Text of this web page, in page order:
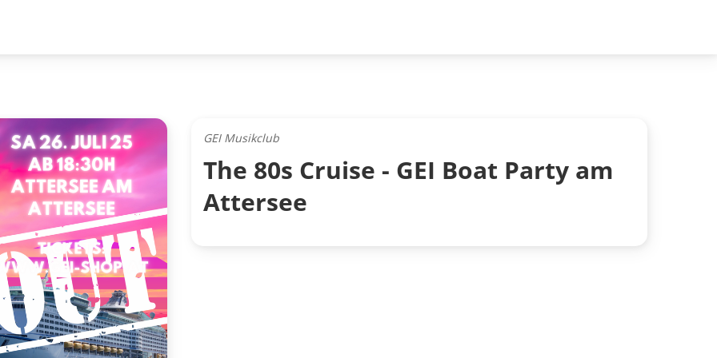
GEI Musikclub
The 80s Cruise - GEI Boat Party am
Attersee